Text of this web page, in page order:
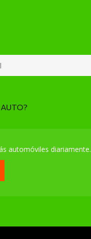
automóviles diariamente.